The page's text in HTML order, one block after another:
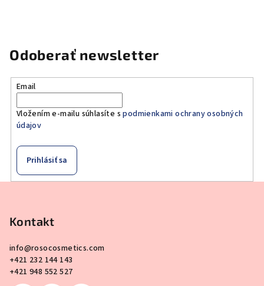
Odoberať newsletter
Email
Vložením e-mailu súhlasíte spodmienkami ochrany osobných
údajov
Prihlásiť sa
Kontakt
info@rosocosmetics.com
+421 232 144 143
+421 948 552 527